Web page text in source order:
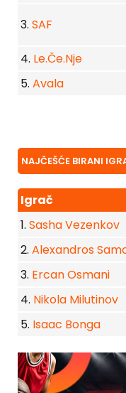
3. SAF
4. Le.Če.Nje
5. Avala
NAJČEŠĆE BIRANI
Igrač
1. Sasha Vezenkov
2. Alexandros
3. Ercan Osmani
4. Nikola Milutinov
5. Isaac Bonga